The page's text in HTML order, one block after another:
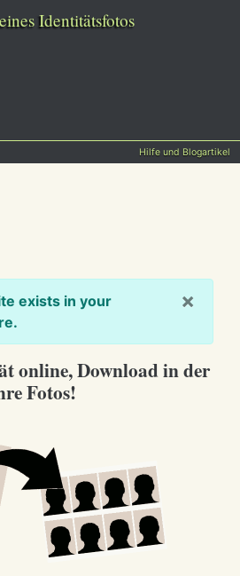
Identitätsfotos
Hilfe und Blogartikel
×
exists in your
online, Download in der
Fotos!